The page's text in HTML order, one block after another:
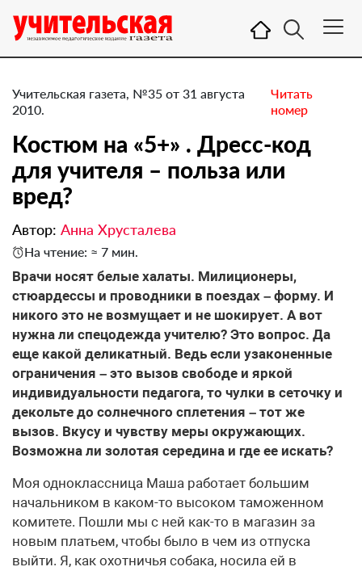
Учительская газета, №35 от 31 августа
2010.
Читать
номер
Костюм на «5+» . Дресс-код
для учителя – польза или
вред?
Автор: Анна Хрусталева
На чтение: ≈ 7 мин.
Врачи носят белые халаты. Милиционеры,
стюардессы и проводники в поездах – форму. И
никого это не возмущает и не шокирует. А вот
нужна ли спецодежда учителю? Это вопрос. Да
еще какой деликатный. Ведь если узаконенные
ограничения – это вызов свободе и яркой
индивидуальности педагога, то чулки в сеточку и
декольте до солнечного сплетения – тот же
вызов. Вкусу и чувству меры окружающих.
Возможна ли золотая середина и где ее искать?
Моя одноклассница Маша работает большим
начальником в каком-то высоком таможенном
комитете. Пошли мы с ней как-то в магазин за
новым платьем, чтобы было в чем из отпуска
выйти. Я, как охотничья собака, носила ей в